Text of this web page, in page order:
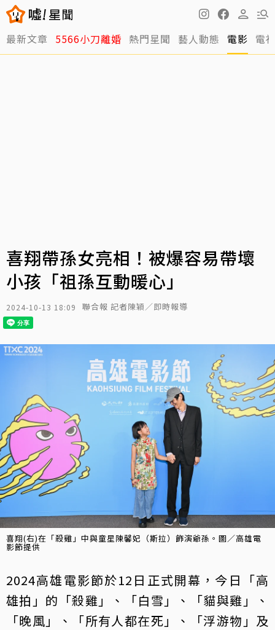
最新文章 5566小刀離婚 熱門星聞 藝人動態 電影 電
喜翔帶孫女亮相！被爆容易帶壞
小孩「祖孫互動暖心」
2024-10-13 18:09 聯合報 記者陳穎／即時報導
喜翔(右)在「殺雞」中與童星陳馨妃（斯拉）飾演爺孫。圖／高雄電
影節提供
2024高雄電影節於12日正式開幕，今日「高
雄拍」的「殺雞」、「白雪」、「貓與雞」、
「晚風」、「所有人都在死」、「浮游物」及